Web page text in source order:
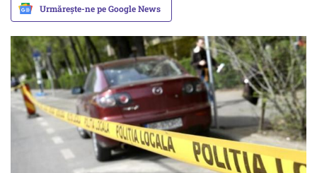
Urmărește-ne pe Google News